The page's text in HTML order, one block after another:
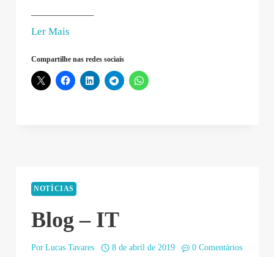
——————
Ler Mais
2019-
04-
Compartilhe nas redes sociais
NOTÍCIAS
Blog – IT
Por Lucas Tavares 8 de abril de 2019 0 Comentários